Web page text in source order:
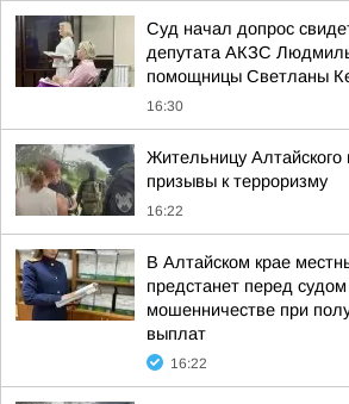
Суд начал допрос
депутата АКЗС
помощницы Светланы
16:30
Жительницу Алтайского
призывы к терроризму
16:22
В Алтайском крае
предстанет перед
мошенничестве при
выплат
16:22